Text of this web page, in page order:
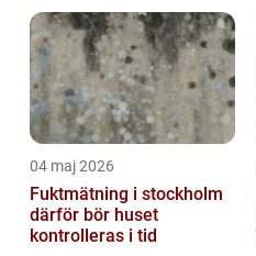
04 maj 2026
Fuktmätning i stockholm
därför bör huset
kontrolleras i tid